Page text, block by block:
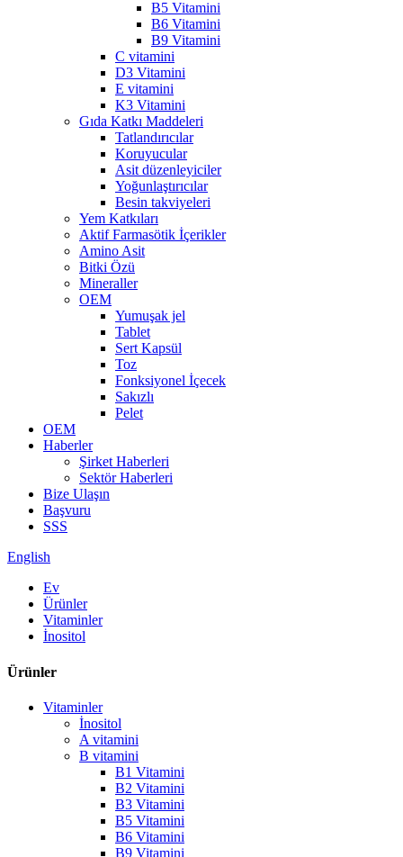
B5 Vitamini
B6 Vitamini
B9 Vitamini
C vitamini
D3 Vitamini
E vitamini
K3 Vitamini
Gıda Katkı Maddeleri
Tatlandırıcılar
Koruyucular
Asit düzenleyiciler
Yoğunlaştırıcılar
Besin takviyeleri
Yem Katkıları
Aktif Farmasötik İçerikler
Amino Asit
Bitki Özü
Mineraller
OEM
Yumuşak jel
Tablet
Sert Kapsül
Toz
Fonksiyonel İçecek
Sakızlı
Pelet
OEM
Haberler
Şirket Haberleri
Sektör Haberleri
Bize Ulaşın
Başvuru
SSS
English
Ev
Ürünler
Vitaminler
İnositol
Ürünler
Vitaminler
İnositol
A vitamini
B vitamini
B1 Vitamini
B2 Vitamini
B3 Vitamini
B5 Vitamini
B6 Vitamini
B9 Vitamini